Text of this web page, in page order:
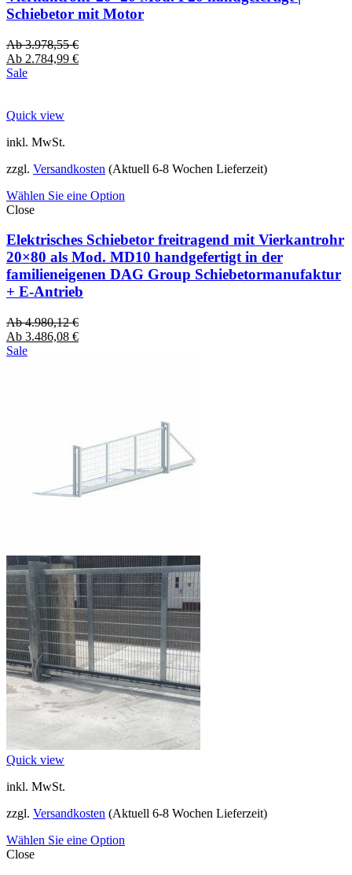
Schiebetor mit Motor
Ab3.978,55€
Ab 2.784,99 €
Sale
Quick view
inkl. MwSt.
zzgl. Versandkosten (Aktuell 6-8 Wochen Lieferzeit)
Wählen Sie eine Option
Close
Elektrisches Schiebetor freitragend mit Vierkantrohr
20×80 als Mod. MD10 handgefertigt in der
familieneigenen DAG Group Schiebetormanufaktur
+ E-Antrieb
Ab4.980,12€
Ab 3.486,08 €
Sale
Quick view
inkl. MwSt.
zzgl. Versandkosten (Aktuell 6-8 Wochen Lieferzeit)
Wählen Sie eine Option
Close